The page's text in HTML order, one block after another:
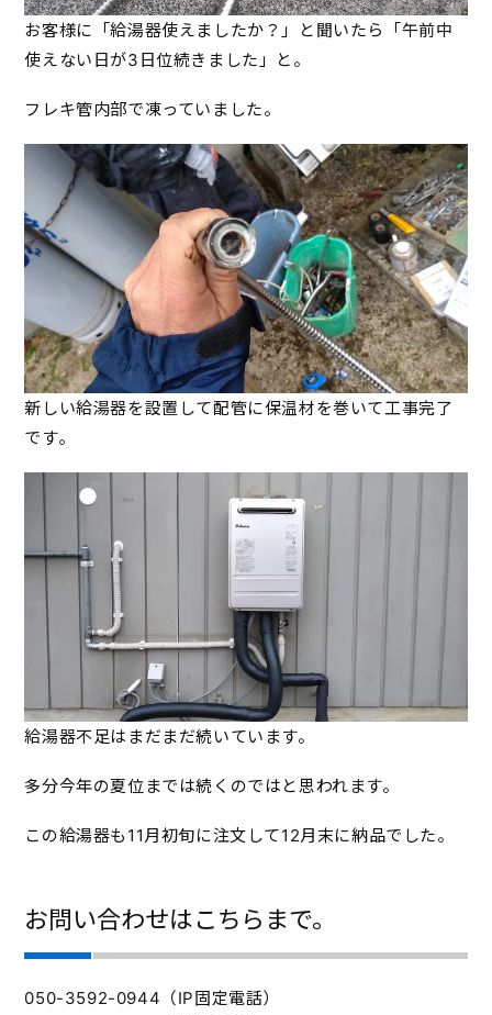
お客様に「給湯器使えましたか？」と聞いたら「午前中
使えない日が3日位続きました」と。
フレキ管内部で凍っていました。
新しい給湯器を設置して配管に保温材を巻いて工事完了
です。
給湯器不足はまだまだ続いています。
多分今年の夏位までは続くのではと思われます。
この給湯器も11月初旬に注文して12月末に納品でした。
お問い合わせはこちらまで。
050-3592-0944（IP固定電話）